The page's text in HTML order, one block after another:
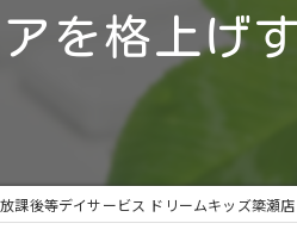
を格上げ
課後等デイサービス ドリームキッズ簗瀬店